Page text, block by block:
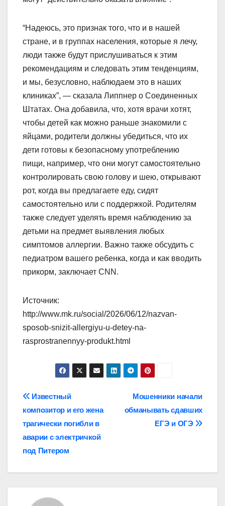
“Надеюсь, это признак того, что и в нашей
стране, и в группах населения, которые я лечу,
люди также будут прислушиваться к этим
рекомендациям и следовать этим тенденциям,
и мы, безусловно, наблюдаем это в наших
клиниках”, — сказала Липпнер о Соединенных
Штатах. Она добавила, что, хотя врачи хотят,
чтобы детей как можно раньше знакомили с
яйцами, родители должны убедиться, что их
дети готовы к безопасному употреблению
пищи, например, что они могут самостоятельно
контролировать свою голову и шею, открывают
рот, когда вы предлагаете еду, сидят
самостоятельно или с поддержкой. Родителям
также следует уделять время наблюдению за
детьми на предмет выявления любых
симптомов аллергии. Важно также обсудить с
педиатром вашего ребенка, когда и как вводить
прикорм, заключает CNN.
Источник:
http://www.mk.ru/social/2026/06/12/nazvan-
sposob-snizit-allergiyu-u-detey-na-
rasprostranennyy-produkt.html
Навигация
по
записям
Мошенники начали
обманывать сдавших
ЕГЭ и ОГЭ
Известный
композитор и его жена
трагически погибли в
аварии с электричкой
под Питером